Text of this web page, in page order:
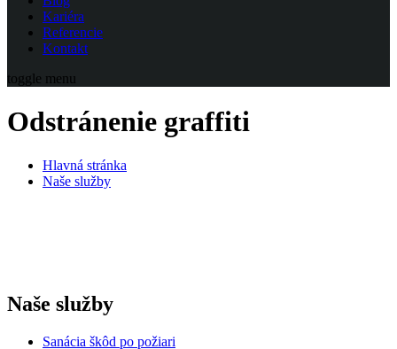
Kariéra
Referencie
Kontakt
toggle menu
Odstránenie graffiti
Hlavná stránka
Naše služby
Naše služby
Sanácia škôd po požiari